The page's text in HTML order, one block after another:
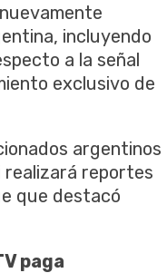
incluyendo
a la señal
exclusivo de
argentinos
realizará reportes
que destacó
paga